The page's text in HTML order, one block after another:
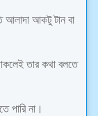
আলাদা আকটু টান বা
তার কথা বলতে
পারি না।